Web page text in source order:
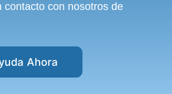
contacto con nosotros de
Ahora